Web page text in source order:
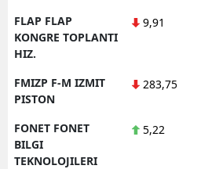
FLAP FLAP
KONGRE TOPLANTI
HIZ.
9,91
FMIZP F-M IZMIT
PISTON
283,75
FONET FONET
BILGI
TEKNOLOJILERI
5,22